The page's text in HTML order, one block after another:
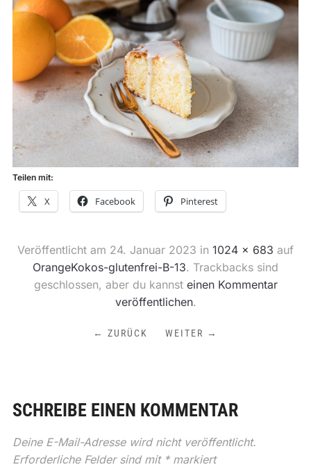
Teilen mit:
X Facebook Pinterest
Veröffentlicht am 24. Januar 2023 in 1024 × 683 auf
OrangeKokos-glutenfrei-B-13. Trackbacks sind
geschlossen, aber du kannst einen Kommentar
veröffentlichen.
← ZURÜCK WEITER →
SCHREIBE EINEN KOMMENTAR
Deine E-Mail-Adresse wird nicht veröffentlicht.
Erforderliche Felder sind mit *markiert